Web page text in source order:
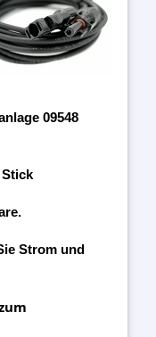
09548
Strom und